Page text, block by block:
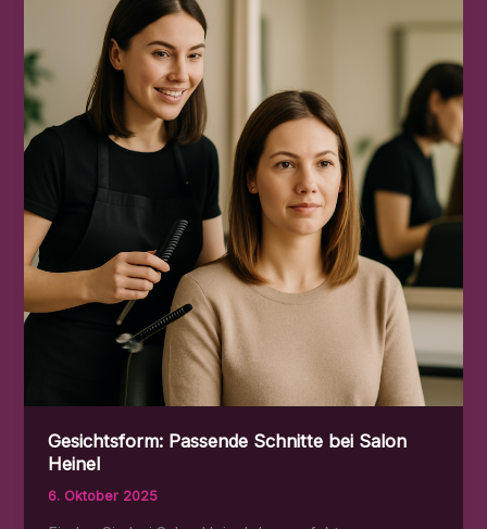
anspruchsvolle
Hautfreundlichkeit
Gesichtsform: Passende Schnitte bei Salon
Heinel
6. Oktober 2025